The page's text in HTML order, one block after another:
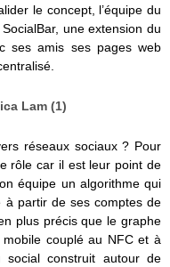
le concept, l’équipe du
une extension du
ses amis ses pages web
réseaux sociaux ? Pour
rôle car il est leur point de
équipe un algorithme qui
à partir de ses comptes de
plus précis que le graphe
mobile couplé au NFC et à
social construit autour de